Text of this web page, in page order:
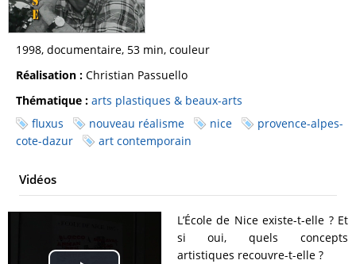
1998, documentaire, 53 min, couleur
Réalisation : Christian Passuello
Thématique : arts plastiques & beaux-arts
fluxus
nouveau réalisme nice
provence-alpes-
cote-dazur
art contemporain
Vidéos
L’École de Nice existe-t-elle ? Et
si oui, quels concepts
artistiques recouvre-t-elle ?